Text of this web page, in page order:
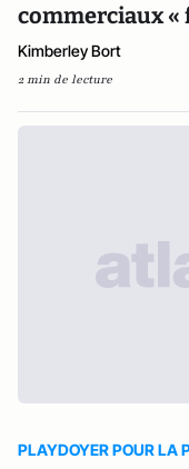
commerciaux «
Kimberley Bort
2 min de lecture
PLAYDOYER POUR LA